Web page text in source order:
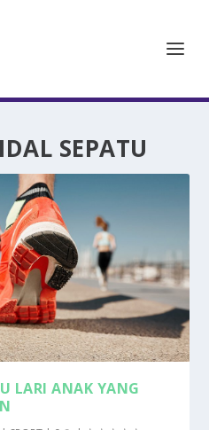
SEPATU
LARI ANAK YANG